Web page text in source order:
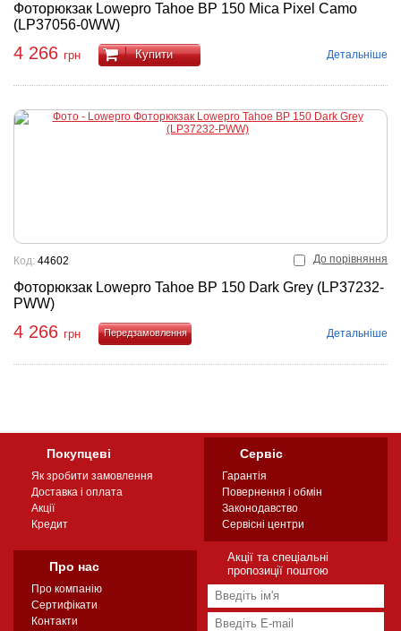
Фоторюкзак Lowepro Tahoe BP 150 Mica Pixel Camo
(LP37056-0WW)
4 266 грн Купити Детальніше
До порівняння
Фоторюкзак Lowepro Tahoe BP 150 Dark Grey (LP37232-
PWW)
Код: 44602
4 266 грн
Детальніше
Покупцеві
Як зробити замовлення
Доставка і оплата
Акції
Кредит
Сервіс
Гарантія
Повернення і обмін
Законодавство
Сервісні центри
Про нас
Про компанію
Сертифікати
Контакти
Акції та спеціальні
пропозиції поштою